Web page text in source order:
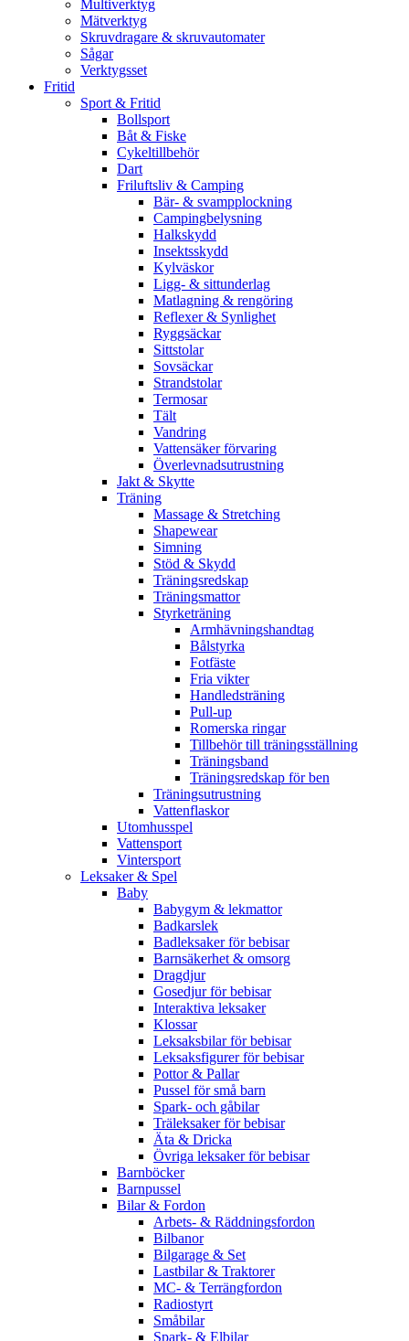
Multiverktyg
Mätverktyg
Skruvdragare & skruvautomater
Sågar
Verktygsset
Fritid
Sport & Fritid
Bollsport
Båt & Fiske
Cykeltillbehör
Dart
Friluftsliv & Camping
Bär- & svampplockning
Campingbelysning
Halkskydd
Insektsskydd
Kylväskor
Ligg- & sittunderlag
Matlagning & rengöring
Reflexer & Synlighet
Ryggsäckar
Sittstolar
Sovsäckar
Strandstolar
Termosar
Tält
Vandring
Vattensäker förvaring
Överlevnadsutrustning
Jakt & Skytte
Träning
Massage & Stretching
Shapewear
Simning
Stöd & Skydd
Träningsredskap
Träningsmattor
Styrketräning
Armhävningshandtag
Bålstyrka
Fotfäste
Fria vikter
Handledsträning
Pull-up
Romerska ringar
Tillbehör till träningsställning
Träningsband
Träningsredskap för ben
Träningsutrustning
Vattenflaskor
Utomhusspel
Vattensport
Vintersport
Leksaker & Spel
Baby
Babygym & lekmattor
Badkarslek
Badleksaker för bebisar
Barnsäkerhet & omsorg
Dragdjur
Gosedjur för bebisar
Interaktiva leksaker
Klossar
Leksaksbilar för bebisar
Leksaksfigurer för bebisar
Pottor & Pallar
Pussel för små barn
Spark- och gåbilar
Träleksaker för bebisar
Äta & Dricka
Övriga leksaker för bebisar
Barnböcker
Barnpussel
Bilar & Fordon
Arbets- & Räddningsfordon
Bilbanor
Bilgarage & Set
Lastbilar & Traktorer
MC- & Terrängfordon
Radiostyrt
Småbilar
Spark- & Elbilar